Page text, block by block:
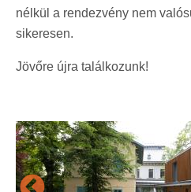
nélkül a rendezvény nem
sikeresen.
Jövőre újra találkozunk!